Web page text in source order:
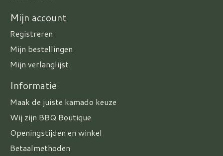
Mijn account
Registreren
Mijn bestellingen
Mijn verlanglijst
Informatie
Maak de juiste kamado keuze
Wij zijn BBQ Boutique
Openingstijden en winkel
Betaalmethoden